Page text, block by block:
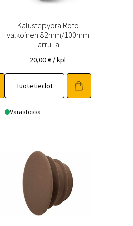
Kalustepyörä Roto
valkoinen 82mm/100mm
jarrulla
20,00€ / kpl
Tuotetiedot
Varastossa